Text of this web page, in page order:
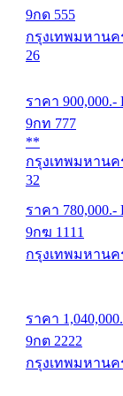
9กด 555
กรุงเทพมหานค
26
ราคา 900,000.-
9กท 777
**
กรุงเทพมหานค
32
ราคา 780,000.-
9กฆ 1111
กรุงเทพมหานค
ราคา 1,040,000
9กต 2222
กรุงเทพมหานค